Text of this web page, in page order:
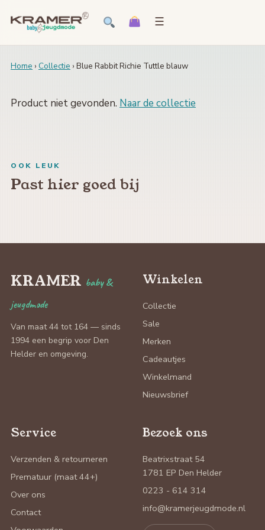
☰
Home › Collectie › Blue Rabbit Richie Tuttle blauw
Product niet gevonden. Naar de collectie
OOK LEUK
Past hier goed bij
KRAMER baby &
jeugdmode
Van maat 44 tot 164 — sinds
1994 een begrip voor Den
Helder en omgeving.
Winkelen
Collectie
Sale
Merken
Cadeautjes
Winkelmand
Nieuwsbrief
Service
Verzenden & retourneren
Prematuur (maat 44+)
Over ons
Contact
Bezoek ons
Beatrixstraat 54
1781 EP Den Helder
0223 - 614 314
info@kramerjeugdmode.nl